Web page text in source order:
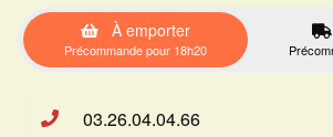
À emporter
Précommande pour 18h20
03.26.04.04.66